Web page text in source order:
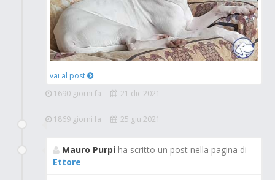
vai al post
1690 giorni fa
21 dic 2021
1869 giorni fa 25 giu 2021
Mauro Purpi ha scritto un post nella pagina di
Ettore